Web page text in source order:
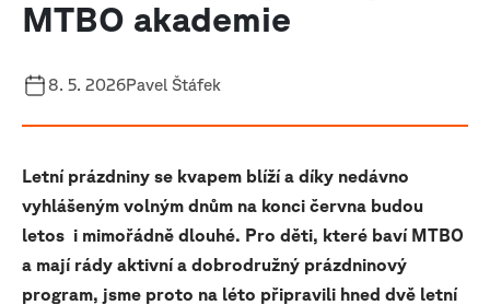
MTBO akademie
8. 5. 2026Pavel Štáfek
Letní prázdniny se kvapem blíží a díky nedávno
vyhlášeným volným dnům na konci června budou
letos i mimořádně dlouhé. Pro děti, které baví MTBO
a mají rády aktivní a dobrodružný prázdninový
program, jsme proto na léto připravili hned dvě letní